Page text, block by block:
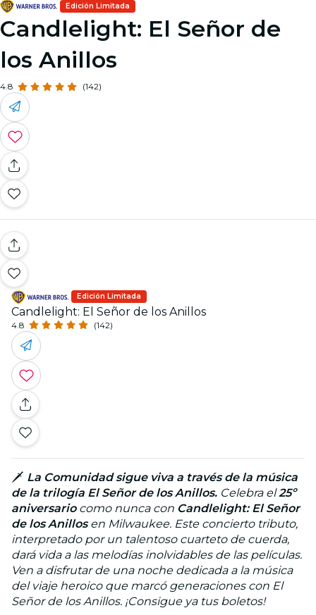
Edición Limitada
Candlelight: El Señor de
los Anillos
4.8 (142)
Edición Limitada
Candlelight: El Señor de los Anillos
4.8 (142)
🗡️ La Comunidad sigue viva a través de la música
de la trilogía El Señor de los Anillos. Celebra el25º
aniversariocomo nunca con Candlelight: El Señor
de los Anillosen Milwaukee. Este concierto tributo,
interpretado por un talentoso cuarteto de cuerda,
dará vida a las melodías inolvidables de las películas.
Ven a disfrutar de una noche dedicada a la música
del viaje heroico que marcó generaciones con El
Señor de los Anillos. ¡Consigue ya tus boletos!